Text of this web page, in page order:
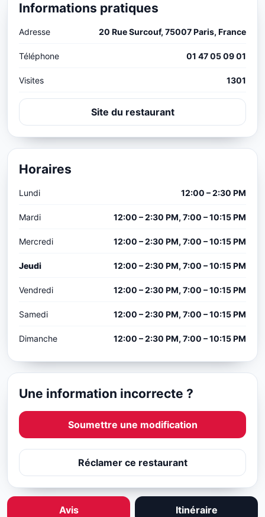
Informations pratiques
Adresse 20 Rue Surcouf, 75007 Paris, France
Téléphone 01 47 05 09 01
Visites 1301
Site du restaurant
Horaires
Lundi 12:00 – 2:30 PM
Mardi 12:00 – 2:30 PM, 7:00 – 10:15 PM
Mercredi 12:00 – 2:30 PM, 7:00 – 10:15 PM
Jeudi 12:00 – 2:30 PM, 7:00 – 10:15 PM
Vendredi 12:00 – 2:30 PM, 7:00 – 10:15 PM
Samedi 12:00 – 2:30 PM, 7:00 – 10:15 PM
Dimanche 12:00 – 2:30 PM, 7:00 – 10:15 PM
Une information incorrecte ?
Soumettre une modification
Réclamer ce restaurant
Avis Itinéraire